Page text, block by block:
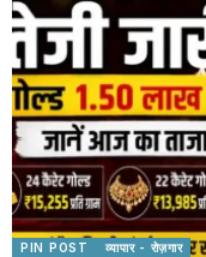
PIN POST व्यापार - रोज़गार